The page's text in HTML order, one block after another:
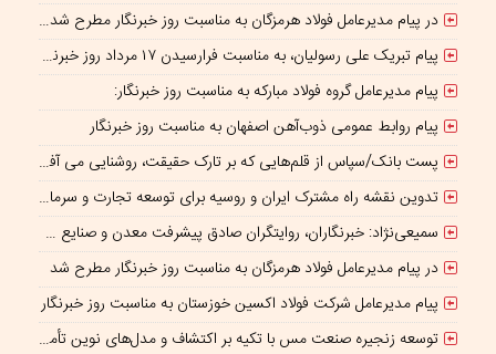
در پیام مدیرعامل فولاد هرمزگان به مناسبت روز خبرنگار مطرح شد؛ همراهی رسانه با جهاد تولید، سرمایه‌ای برای پیشرفت کشور است
پیام تبریک علی رسولیان، به مناسبت فرارسیدن ۱۷ مرداد روز خبرنگار
پیام مدیرعامل گروه فولاد مبارکه به مناسبت روز خبرنگار:
پیام روابط عمومی ذوب‌آهن اصفهان به مناسبت روز خبرنگار
پست بانک/سپاس از قلم‌هایی که بر تارک حقیقت، روشنایی می‌ آفرینند
تدوین نقشه راه مشترک ایران و روسیه برای توسعه تجارت و سرمایه‌گذاری صنعتی
سمیعی‌نژاد: خبرنگاران، روایتگران صادق پیشرفت معدن و صنایع معدنی هستند
در پیام مدیرعامل فولاد هرمزگان به مناسبت روز خبرنگار مطرح شد
پیام مدیرعامل شرکت فولاد اکسین خوزستان به مناسبت روز خبرنگار
توسعه زنجیره صنعت مس با تکیه بر اکتشاف و مدل‌های نوین تأمین مالی